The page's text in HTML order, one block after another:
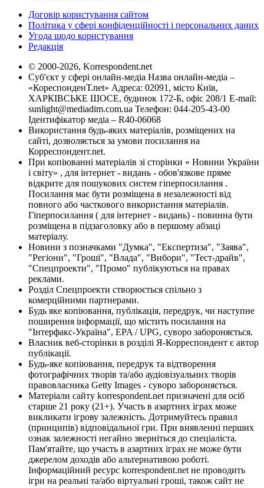
Договір користування сайтом
Політика у сфері конфіденційності і персональних даних
Угода щодо користування
Редакція
© 2000-2026, Korrespondent.net
Суб'єкт у сфері онлайн-медіа Назва онлайн-медіа –
«КореспонденТ.net» Адреса: 02091, місто Київ,
ХАРКІВСЬКЕ ШОСЕ, будинок 172-Б, офіс 208/1 E-mail:
sunlight@mediadim.com.ua Телефон: 044-205-43-00
Ідентифікатор медіа – R40-06068
Використання будь-яких матеріалів, розміщених на
сайті, дозволяється за умови посилання на
Корреспондент.net.
При копіюванні матеріалів зі сторінки « Новини України
і світу» , для інтернет - видань - обов'язкове пряме
відкрите для пошукових систем гіперпосилання .
Посилання має бути розміщена в незалежності від
повного або часткового використання матеріалів.
Гіперпосилання ( для інтернет - видань) - повинна бути
розміщена в підзаголовку або в першому абзаці
матеріалу.
Новини з позначками "Думка", "Експертиза", "Заява",
"Регіони", "Гроші", "Влада", "Вибори", "Тест-драйв",
"Спецпроекти", "Промо" публікуються на правах
реклами.
Розділ Спецпроекти створюється спільно з
комерційними партнерами.
Будь яке копіювання, публікація, передрук, чи наступне
поширення інформації, що містить посилання на
"Інтерфакс-Україна", EPA / UPG, суворо забороняється.
Власник веб-сторінки в розділі Я-Корреспондент є автор
публікації.
Будь-яке копіювання, передрук та відтворення
фотографічних творів та/або аудіовізуальних творів
правовласника Getty Images - суворо забороняється.
Матеріали сайту korrespondent.net призначені для осіб
старше 21 року (21+). Участь в азартних іграх може
викликати ігрову залежність. Дотримуйтесь правил
(принципів) відповідальної гри. При виявленні перших
ознак залежності негайно зверніться до спеціаліста.
Пам'ятайте, що участь в азартних іграх не може бути
джерелом доходів або альтернативою роботі.
Інформаційний ресурс korrespondent.net не проводить
ігри на реальні та/або віртуальні гроші, також сайт не